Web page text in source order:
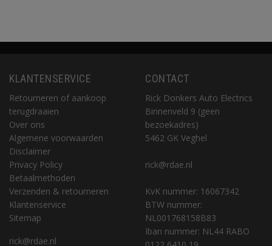
KLANTENSERVICE
Retourneren of aankoop
terugdraaien
Over ons
Algemene voorwaarden
Disclaimer
Privacy Policy
Betaalmethoden
Verzenden & retourneren
Klantenservice
Sitemap
rick@rdae.nl
CONTACT
Rick Donkers Auto Electrics
Binnenveld 9 (geen
bezoekadres)
5462 GK Veghel
rick@rdae.nl
KvK nummer: 16067342
BTW nummer:
NL001768158B83
Iban nummer: NL44 RABO